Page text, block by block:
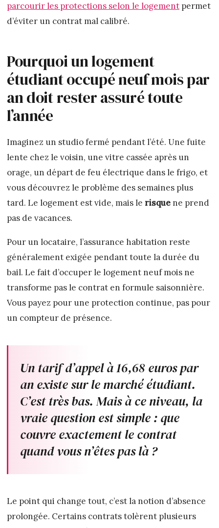
parcourir les protections selon le logement permet
d’éviter un contrat mal calibré.
Pourquoi un logement
étudiant occupé neuf mois par
an doit rester assuré toute
l’année
Imaginez un studio fermé pendant l’été. Une fuite
lente chez le voisin, une vitre cassée après un
orage, un départ de feu électrique dans le frigo, et
vous découvrez le problème des semaines plus
tard. Le logement est vide, mais le risque ne prend
pas de vacances.
Pour un locataire, l’assurance habitation reste
généralement exigée pendant toute la durée du
bail. Le fait d’occuper le logement neuf mois ne
transforme pas le contrat en formule saisonnière.
Vous payez pour une protection continue, pas pour
un compteur de présence.
Un tarif d’appel à 16,68 euros par
an existe sur le marché étudiant.
C’est très bas. Mais à ce niveau, la
vraie question est simple : que
couvre exactement le contrat
quand vous n’êtes pas là ?
Le point qui change tout, c’est la notion d’absence
prolongée. Certains contrats tolèrent plusieurs